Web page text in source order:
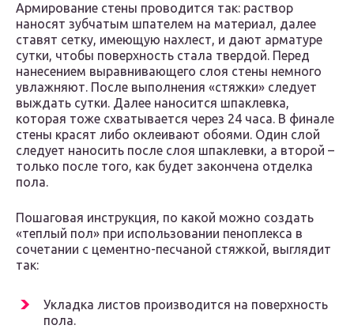
Армирование стены проводится так: раствор
наносят зубчатым шпателем на материал, далее
ставят сетку, имеющую нахлест, и дают арматуре
сутки, чтобы поверхность стала твердой. Перед
нанесением выравнивающего слоя стены немного
увлажняют. После выполнения «стяжки» следует
выждать сутки. Далее наносится шпаклевка,
которая тоже схватывается через 24 часа. В финале
стены красят либо оклеивают обоями. Один слой
следует наносить после слоя шпаклевки, а второй –
только после того, как будет закончена отделка
пола.
Пошаговая инструкция, по какой можно создать
«теплый пол» при использовании пеноплекса в
сочетании с цементно-песчаной стяжкой, выглядит
так:
Укладка листов производится на поверхность
пола.